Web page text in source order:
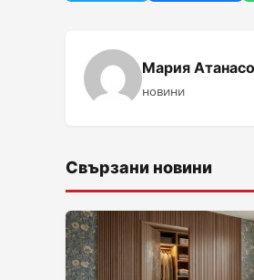
Мария
новини
Свързани новини